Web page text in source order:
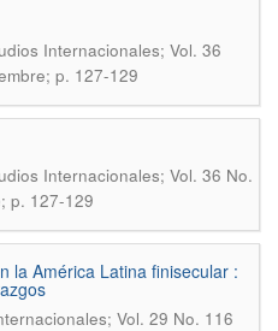
Internacionales; Vol. 36
p. 127-129
Internacionales; Vol. 36 No.
p. 127-129
la América Latina finisecular :
Vol. 29 No. 116